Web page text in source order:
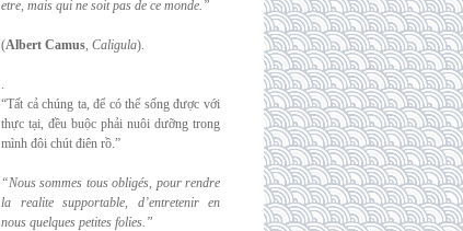
etre, mais qui ne soit pas de ce monde.”
(Albert Camus, Caligula).
.
“Tất cả chúng ta, để có thể sống được với
thực tại, đều buộc phải nuôi dưỡng trong
mình đôi chút điên rồ.”
“Nous sommes tous obligés, pour rendre
la realite supportable, d’entretenir en
nous quelques petites folies.”